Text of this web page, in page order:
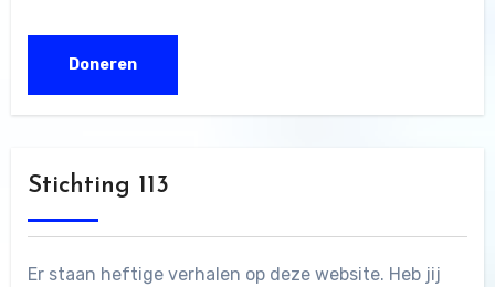
Stichting 113
Er staan heftige verhalen op deze website. Heb jij